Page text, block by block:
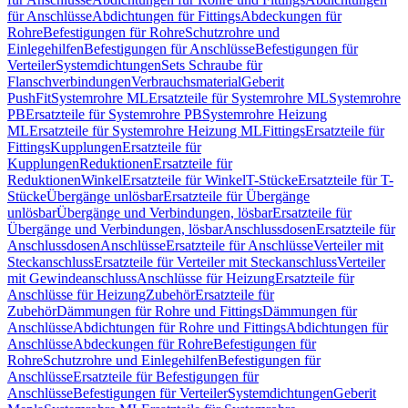
für AnschlüsseAbdichtungen für FittingsAbdeckungen für
RohreBefestigungen für RohreSchutzrohre und
EinlegehilfenBefestigungen für AnschlüsseBefestigungen für
VerteilerSystemdichtungenSets Schraube für
FlanschverbindungenVerbrauchsmaterialGeberit
PushFitSystemrohre MLErsatzteile für Systemrohre MLSystemrohre
PBErsatzteile für Systemrohre PBSystemrohre Heizung
MLErsatzteile für Systemrohre Heizung MLFittingsErsatzteile für
FittingsKupplungenErsatzteile für
KupplungenReduktionenErsatzteile für
ReduktionenWinkelErsatzteile für WinkelT-StückeErsatzteile für T-
StückeÜbergänge unlösbarErsatzteile für Übergänge
unlösbarÜbergänge und Verbindungen, lösbarErsatzteile für
Übergänge und Verbindungen, lösbarAnschlussdosenErsatzteile für
AnschlussdosenAnschlüsseErsatzteile für AnschlüsseVerteiler mit
SteckanschlussErsatzteile für Verteiler mit SteckanschlussVerteiler
mit GewindeanschlussAnschlüsse für HeizungErsatzteile für
Anschlüsse für HeizungZubehörErsatzteile für
ZubehörDämmungen für Rohre und FittingsDämmungen für
AnschlüsseAbdichtungen für Rohre und FittingsAbdichtungen für
AnschlüsseAbdeckungen für RohreBefestigungen für
RohreSchutzrohre und EinlegehilfenBefestigungen für
AnschlüsseErsatzteile für Befestigungen für
AnschlüsseBefestigungen für VerteilerSystemdichtungenGeberit